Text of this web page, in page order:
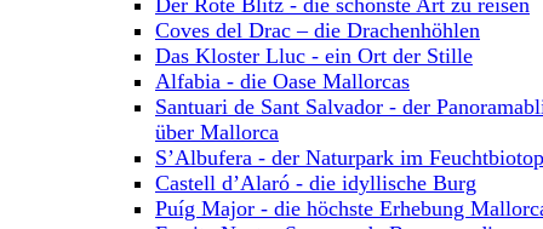
Der Rote Blitz - die schönste Art zu reisen
Coves del Drac – die Drachenhöhlen
Das Kloster Lluc - ein Ort der Stille
Alfabia - die Oase Mallorcas
Santuari de Sant Salvador - der
über Mallorca
S’Albufera - der Naturpark im Feuchtbiotop
Castell d’Alaró - die idyllische Burg
Puíg Major - die höchste Erhebung